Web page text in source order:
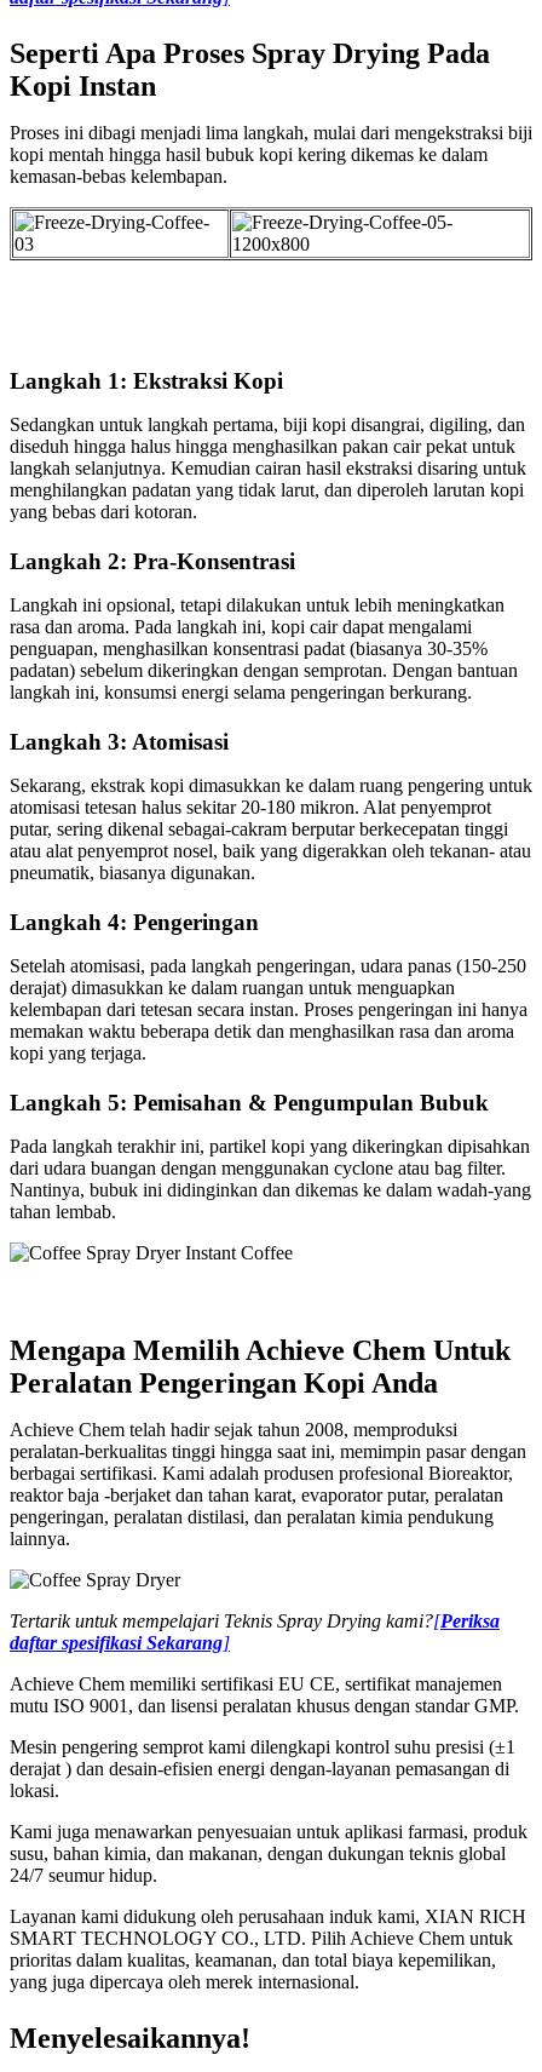
Seperti Apa Proses Spray Drying Pada
Kopi Instan
Proses ini dibagi menjadi lima langkah, mulai dari mengekstraksi biji
kopi mentah hingga hasil bubuk kopi kering dikemas ke dalam
kemasan-bebas kelembapan.
Langkah 1: Ekstraksi Kopi
Sedangkan untuk langkah pertama, biji kopi disangrai, digiling, dan
diseduh hingga halus hingga menghasilkan pakan cair pekat untuk
langkah selanjutnya. Kemudian cairan hasil ekstraksi disaring untuk
menghilangkan padatan yang tidak larut, dan diperoleh larutan kopi
yang bebas dari kotoran.
Langkah 2: Pra-Konsentrasi
Langkah ini opsional, tetapi dilakukan untuk lebih meningkatkan
rasa dan aroma. Pada langkah ini, kopi cair dapat mengalami
penguapan, menghasilkan konsentrasi padat (biasanya 30-35%
padatan) sebelum dikeringkan dengan semprotan. Dengan bantuan
langkah ini, konsumsi energi selama pengeringan berkurang.
Langkah 3: Atomisasi
Sekarang, ekstrak kopi dimasukkan ke dalam ruang pengering untuk
atomisasi tetesan halus sekitar 20-180 mikron. Alat penyemprot
putar, sering dikenal sebagai-cakram berputar berkecepatan tinggi
atau alat penyemprot nosel, baik yang digerakkan oleh tekanan- atau
pneumatik, biasanya digunakan.
Langkah 4: Pengeringan
Setelah atomisasi, pada langkah pengeringan, udara panas (150-250
derajat) dimasukkan ke dalam ruangan untuk menguapkan
kelembapan dari tetesan secara instan. Proses pengeringan ini hanya
memakan waktu beberapa detik dan menghasilkan rasa dan aroma
kopi yang terjaga.
Langkah 5: Pemisahan & Pengumpulan Bubuk
Pada langkah terakhir ini, partikel kopi yang dikeringkan dipisahkan
dari udara buangan dengan menggunakan cyclone atau bag filter.
Nantinya, bubuk ini didinginkan dan dikemas ke dalam wadah-yang
tahan lembab.
Mengapa Memilih Achieve Chem Untuk
Peralatan Pengeringan Kopi Anda
Achieve Chem telah hadir sejak tahun 2008, memproduksi
peralatan-berkualitas tinggi hingga saat ini, memimpin pasar dengan
berbagai sertifikasi. Kami adalah produsen profesional Bioreaktor,
reaktor baja -berjaket dan tahan karat, evaporator putar, peralatan
pengeringan, peralatan distilasi, dan peralatan kimia pendukung
lainnya.
Tertarik untuk mempelajari Teknis Spray Drying kami?[Periksa
daftar spesifikasi Sekarang]
Achieve Chem memiliki sertifikasi EU CE, sertifikat manajemen
mutu ISO 9001, dan lisensi peralatan khusus dengan standar GMP.
Mesin pengering semprot kami dilengkapi kontrol suhu presisi (±1
derajat ) dan desain-efisien energi dengan-layanan pemasangan di
lokasi.
Kami juga menawarkan penyesuaian untuk aplikasi farmasi, produk
susu, bahan kimia, dan makanan, dengan dukungan teknis global
24/7 seumur hidup.
Layanan kami didukung oleh perusahaan induk kami, XIAN RICH
SMART TECHNOLOGY CO., LTD. Pilih Achieve Chem untuk
prioritas dalam kualitas, keamanan, dan total biaya kepemilikan,
yang juga dipercaya oleh merek internasional.
Menyelesaikannya!